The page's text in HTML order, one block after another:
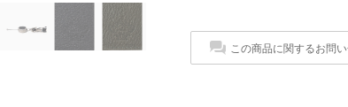
この商品に関するお問